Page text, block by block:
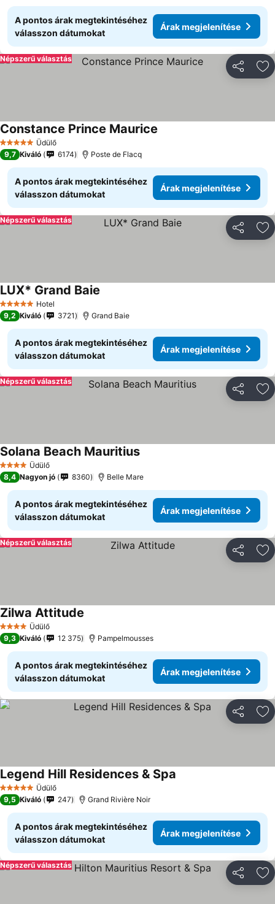
A pontos árak megtekintéséhez
válasszon dátumokat
Árak megjelenítése
Népszerű választás
5 KategóriaÜdülő
Constance Prince Maurice
9,7 Kiváló 6174 Poste de Flacq
A pontos árak megtekintéséhez
válasszon dátumokat
Árak megjelenítése
Népszerű választás
5 KategóriaHotel
LUX* Grand Baie
9,2 Kiváló 3721 Grand Baie
A pontos árak megtekintéséhez
válasszon dátumokat
Árak megjelenítése
Népszerű választás
4 KategóriaÜdülő
Solana Beach Mauritius
8,4 Nagyon jó 8360 Belle Mare
A pontos árak megtekintéséhez
válasszon dátumokat
Árak megjelenítése
Népszerű választás
4 KategóriaÜdülő
Zilwa Attitude
9,3 Kiváló 12 375 Pampelmousses
A pontos árak megtekintéséhez
válasszon dátumokat
Árak megjelenítése
5 KategóriaÜdülő
Legend Hill Residences & Spa
9,5 Kiváló 247 Grand Rivière Noir
A pontos árak megtekintéséhez
válasszon dátumokat
Árak megjelenítése
Népszerű választás